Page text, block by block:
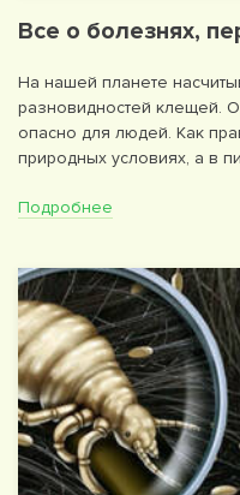
Все о болезнях,
На нашей планете
разновидностей клещей.
опасно для людей. Как
природных условиях, а в
Подробнее